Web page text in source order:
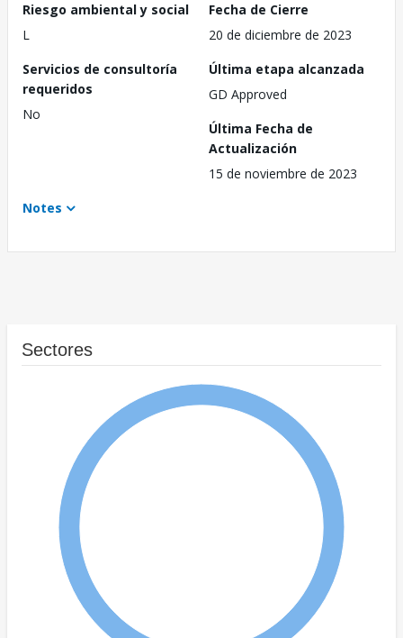
Riesgo ambiental y social
L
Fecha de Cierre
20 de diciembre de 2023
Servicios de consultoría
requeridos
No
Última etapa alcanzada
GD Approved
Última Fecha de
Actualización
15 de noviembre de 2023
Notes
Sectores